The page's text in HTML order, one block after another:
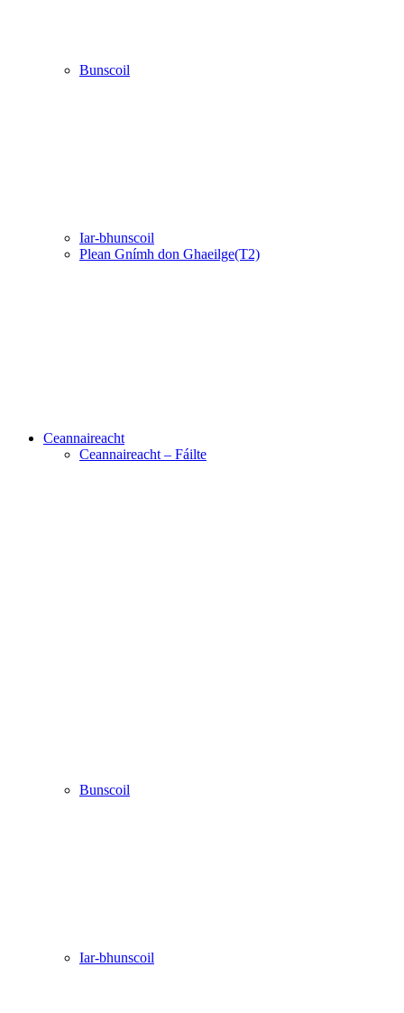
Bunscoil
Iar-bhunscoil
Plean Gnímh don Ghaeilge(T2)
Ceannaireacht
Ceannaireacht – Fáilte
Bunscoil
Iar-bhunscoil